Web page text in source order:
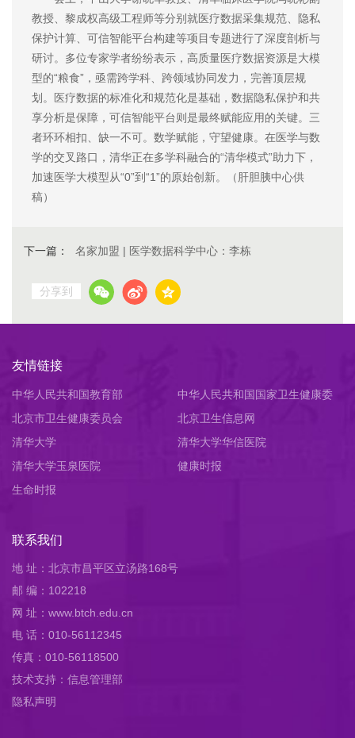
教授、黎成权高级工程师等分别就医疗数据采集规范、隐私
保护计算、可信智能平台构建等项目专题进行了深度剖析与
研讨。多位专家学者纷纷表示，高质量医疗数据资源是大模
型的“粮食”，亟需跨学科、跨领域协同发力，完善顶层规
划。医疗数据的标准化和规范化是基础，数据隐私保护和共
享分析是保障，可信智能平台则是最终赋能应用的关键。三
者环环相扣、缺一不可。数学赋能，守望健康。在医学与数
学的交叉路口，清华正在多学科融合的“清华模式”助力下，
加速医学大模型从“0”到“1”的原始创新。（肝胆胰中心供
稿）
下一篇： 名家加盟 | 医学数据科学中心：李栋
分享到
友情链接
中华人民共和国教育部
中华人民共和国国家卫生健康委
员会
北京市卫生健康委员会
北京卫生信息网
清华大学
清华大学华信医院
清华大学玉泉医院
健康时报
生命时报
联系我们
地 址：北京市昌平区立汤路168号
邮 编：102218
网 址：www.btch.edu.cn
电 话：010-56112345
传真：010-56118500
技术支持：信息管理部
隐私声明